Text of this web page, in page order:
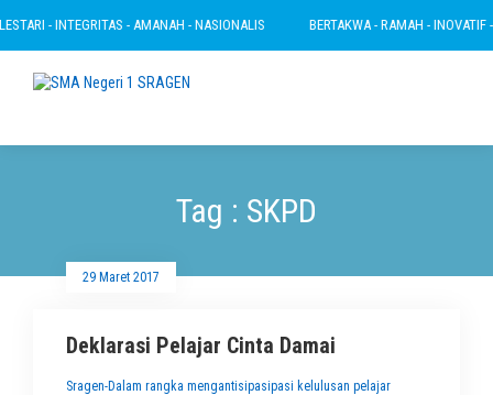
- INTEGRITAS - AMANAH - NASIONALIS BERTAKWA - RAMAH - INOVATIF
Tag : SKPD
29 Maret 2017
Deklarasi Pelajar Cinta Damai
Sragen-Dalam rangka mengantisipasipasi kelulusan pelajar